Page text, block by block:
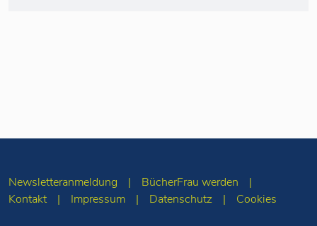
Newsletteranmeldung
BücherFrau werden
Kontakt
Impressum Datenschutz Cookies